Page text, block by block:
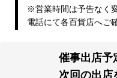
※営業時間は予告なく
電話にて各百貨店へご
催事出店予
次回の出店